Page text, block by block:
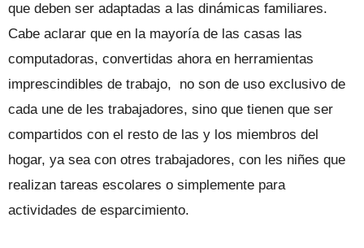
que deben ser adaptadas a las dinámicas familiares.
Cabe aclarar que en la mayoría de las casas las
computadoras, convertidas ahora en herramientas
imprescindibles de trabajo, no son de uso exclusivo de
cada une de les trabajadores, sino que tienen que ser
compartidos con el resto de las y los miembros del
hogar, ya sea con otres trabajadores, con les niñes que
realizan tareas escolares o simplemente para
actividades de esparcimiento.